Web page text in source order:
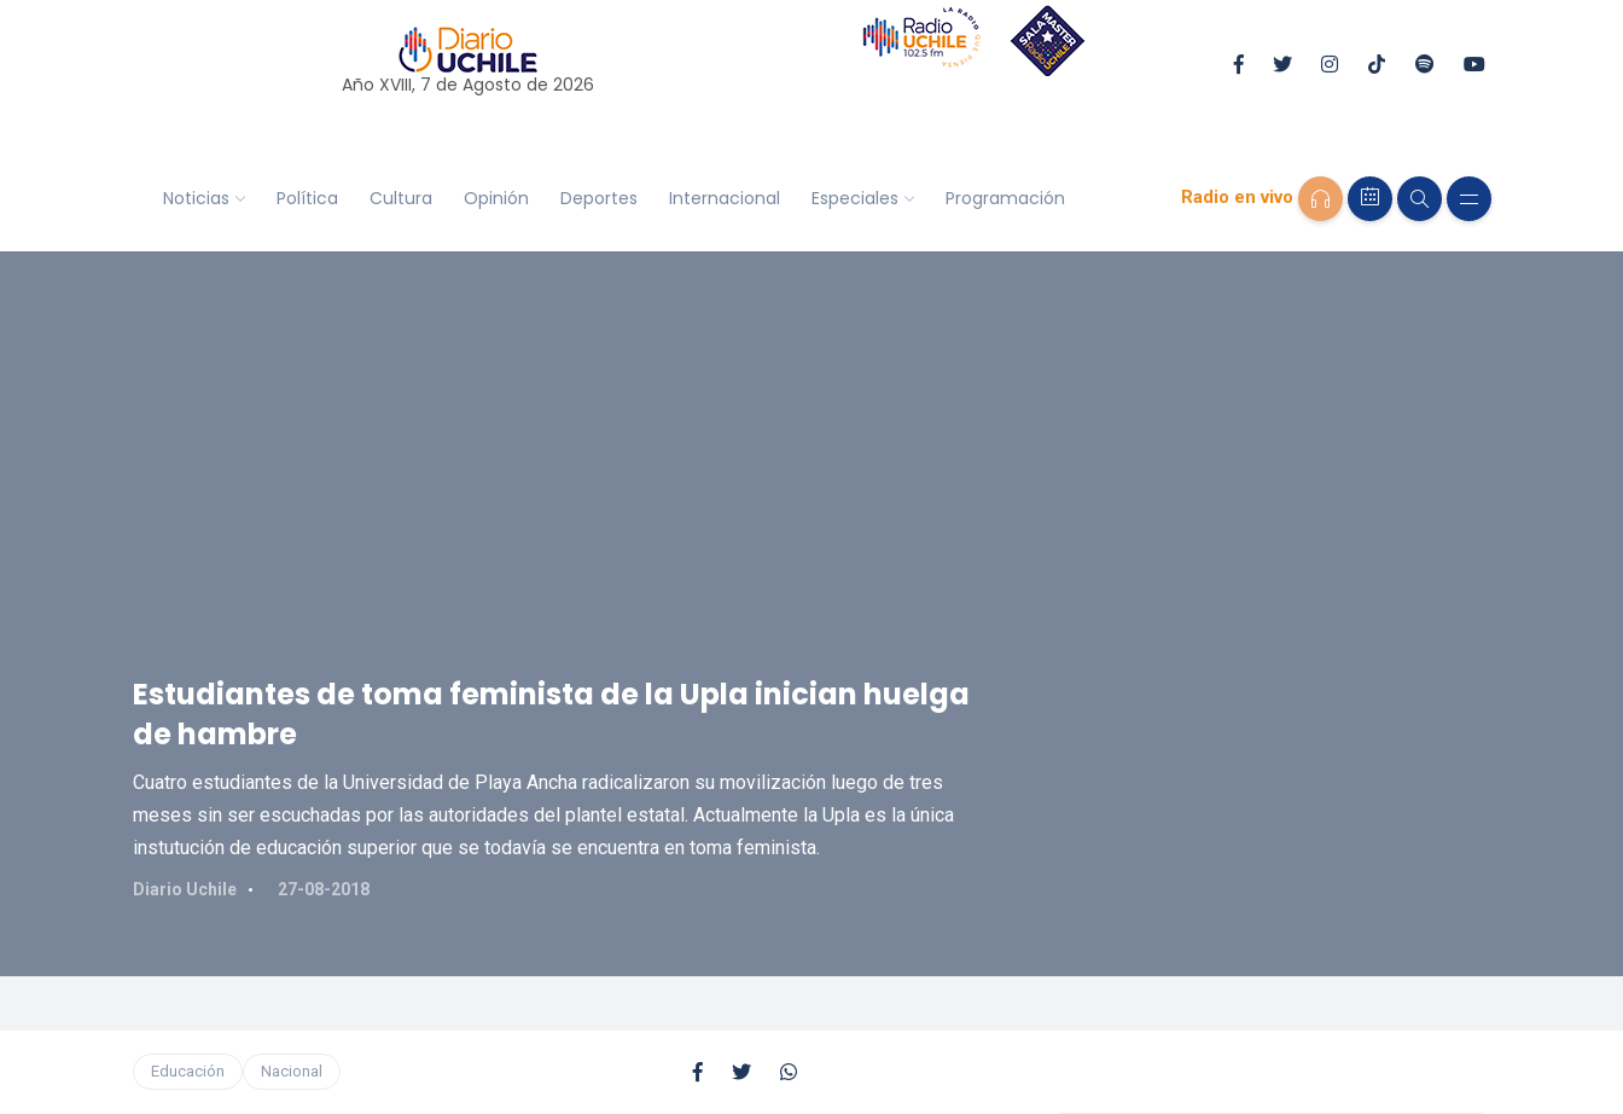
Año XVIII, 7 de Agosto de 2026
Noticias Política Cultura Opinión Deportes Internacional Especiales Programación Radio en vivo
Estudiantes de toma feminista de la Upla inician huelga
de hambre
Cuatro estudiantes de la Universidad de Playa Ancha radicalizaron su movilización luego de tres
meses sin ser escuchadas por las autoridades del plantel estatal. Actualmente la Upla es la única
instutución de educación superior que se todavía se encuentra en toma feminista.
Diario Uchile 27-08-2018
Educación Nacional